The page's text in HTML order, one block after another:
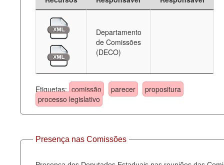
Departamento
de Comissões
(DECO)
Etiquetas: comissão parecer
propositura
processo legislativo
Presença nas Comissões